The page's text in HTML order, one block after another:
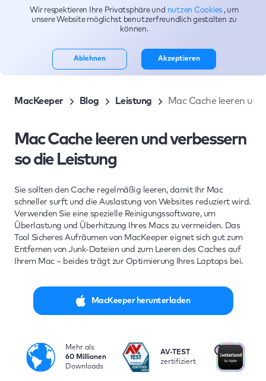
Themen
MacKeeper Blog Leistung Mac Cache leeren
Mac Cache leeren und verbessern
so die Leistung
Sie sollten den Cache regelmäßig leeren, damit Ihr Mac
schneller surft und die Auslastung von Websites reduziert wird.
Verwenden Sie eine spezielle Reinigungssoftware, um
Überlastung und Überhitzung Ihres Macs zu vermeiden. Das
Tool Sicheres Aufräumen von MacKeeper eignet sich gut zum
Entfernen von Junk-Dateien und zum Leeren des Caches auf
Ihrem Mac – beides trägt zur Optimierung Ihres Laptops bei.
MacKeeper herunterladen
Mehr als
60 Millionen
Downloads
i
AV-TEST
zertifiziert
Wir respektieren Ihre Privatsphäre und nutzen Cookies , um
unsere Website möglichst benutzerfreundlich gestalten zu
können.
Ablehnen Akzeptieren